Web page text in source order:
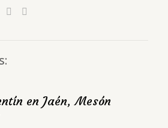
en Jaén, Mesón